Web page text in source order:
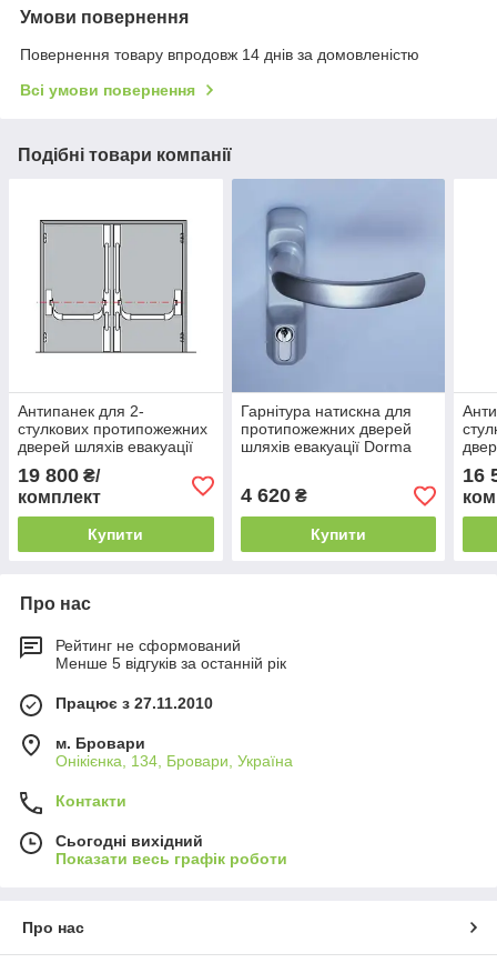
Умови повернення
Повернення товару впродовж 14 днів за домовленістю
Всі умови повернення
Подібні товари компанії
Антипанек для 2-
стулкових протипожежних
дверей шляхів евакуації
точкового замикання
19 800 ₴/
комплект
Купити
Гарнітура натискна для
протипожежних дверей
шляхів евакуації Dorma
4 620₴
Купити
16
Про нас
Рейтинг не сформований
Менше 5 відгуків за останній рік
Працює з 27.11.2010
м. Бровари
Онікієнка, 134, Бровари, Україна
Контакти
Сьогодні вихідний
Показати весь графік роботи
Про нас